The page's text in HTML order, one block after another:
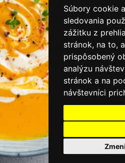
Súbory cookie
sledovania
zážitku z
stránok, na to,
prispôsobený
analýzu
stránok a na
návštevníci
Ochrana
Cookies
Moje
Pridať
Cenník